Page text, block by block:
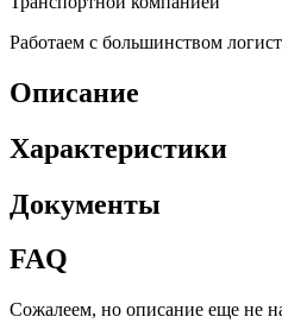
Работаем с большинством
Описание
Характеристики
Документы
FAQ
Сожалеем, но описание еще не